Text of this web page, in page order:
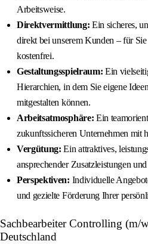
Arbeitsweise.
Direktvermittlung: Ein sicheres,
direkt bei unserem Kunden – für
kostenfrei.
Gestaltungsspielraum: Ein
Hierarchien, in dem Sie eigene
mitgestalten können.
Arbeitsatmosphäre: Ein
zukunftssicheren Unternehmen mit
Vergütung: Ein attraktives,
ansprechender Zusatzleistungen
Perspektiven: Individuelle
und gezielte Förderung Ihrer
Sachbearbeiter Controlling (m/
Deutschland